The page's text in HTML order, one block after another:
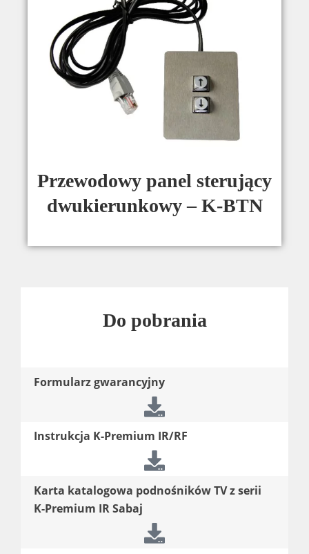
Przewodowy panel sterujący
dwukierunkowy – K-BTN
Do pobrania
Formularz gwarancyjny
Instrukcja K-Premium IR/RF
Karta katalogowa podnośników TV z serii
K-Premium IR Sabaj